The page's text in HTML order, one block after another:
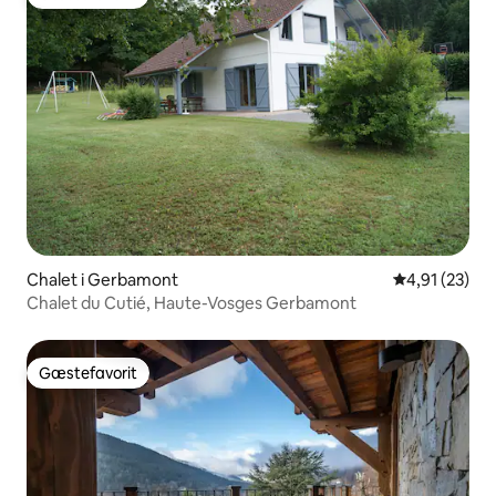
Chalet i Gerbamont 4,91 ud af 5
4,91 (23)
Chalet du Cutié, Haute-Vosges Gerbamont
Gæstefavorit
Gæstefavorit